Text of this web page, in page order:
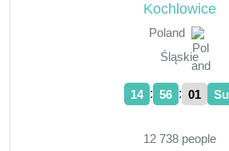
Kochlowice
Poland
Śląskie
14 : 56 : 02 Su
12 738 people